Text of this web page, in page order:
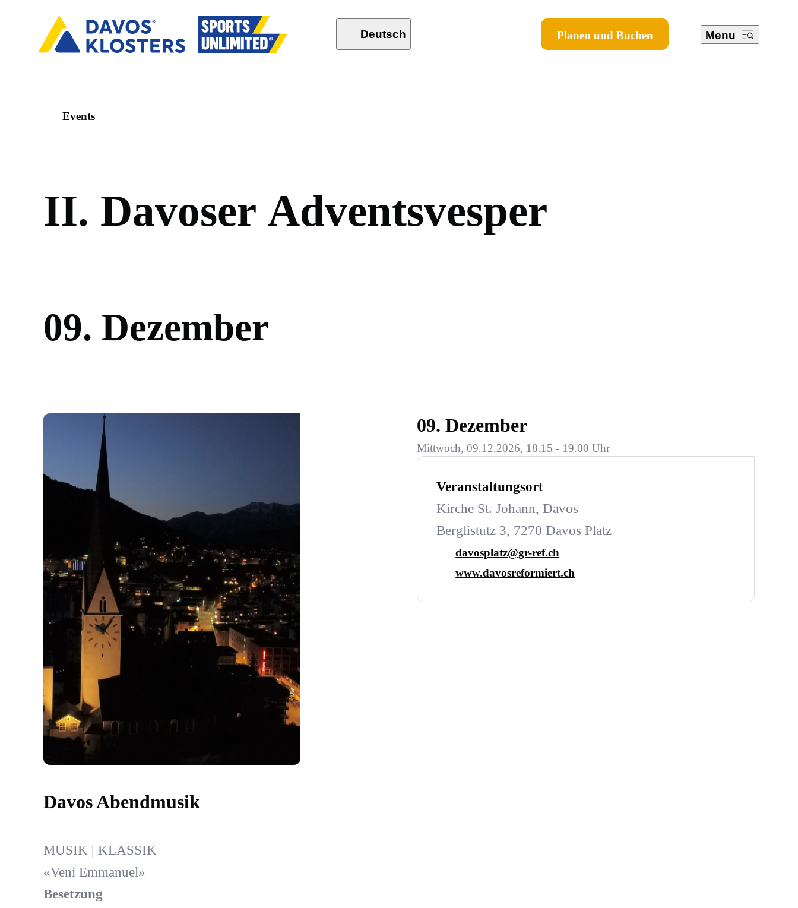
Deutsch Planen und Buchen Menu
Events
II. Davoser Adventsvesper
09. Dezember
Davos Abendmusik
MUSIK | KLASSIK
«Veni Emmanuel»
Besetzung
09. Dezember
Mittwoch, 09.12.2026, 18.15 - 19.00 Uhr
Veranstaltungsort
Kirche St. Johann, Davos
Berglistutz 3, 7270 Davos Platz
davosplatz@gr-ref.ch
www.davosreformiert.ch